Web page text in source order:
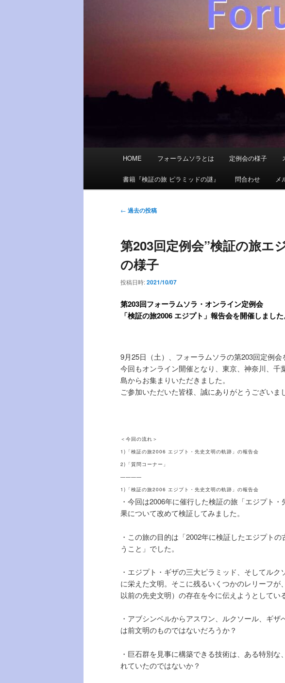
メ
HOME フォーラムソラとは 定例会の様子
書籍『検証の旅 ピラミッドの謎』 問合わせ メ
投
ビ
ー
シ
ン
← 過去の投稿
第203回定例会”検証の旅エ
の様子
投稿日時:2021/10/07
第203回フォーラムソラ・オンライン定例会
「検証の旅2006 エジプト 」報告会を開催しました
9月25日（土）、フォーラムソラの第203回定例会
今回もオンライン開催となり、東京、神奈川、千
島からお集まりいただきました。
ご参加いただいた皆様、誠にありがとうございま
＜今回の流れ＞
1)「検証の旅2006 エジプト・先史文明の軌跡」の報告会
2)「質問コーナー」
————
1)「検証の旅2006 エジプト・先史文明の軌跡」の報告会
・今回は2006年に催行した検証の旅「エジプト
果について改めて検証してみました。
・この旅の目的は「2002年に検証したエジプト
うこと」でした。
・エジプト・ギザの三大ピラミッド、そしてル
に栄えた文明。そこに残るいくつかのレリーフが
以前の先史文明）の存在を今に伝えようとしてい
・アブシンベルからアスワン、ルクソール、ギ
は前文明のものではないだろうか？
・巨石群を見事に構築できる技術は、ある特別
れていたのではないか？